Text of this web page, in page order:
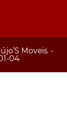
Moveis. -
04